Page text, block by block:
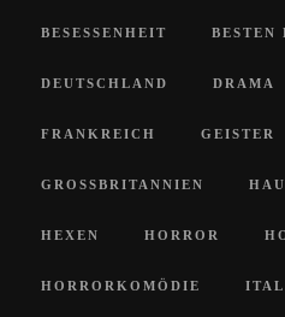
BESESSENHEIT BESTEN
DEUTSCHLAND DRAMA
FRANKREICH GEISTER
GROSSBRITANNIEN
HEXEN HORROR
HORRORKOMÖDIE